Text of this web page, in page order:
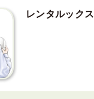
レンタルックス